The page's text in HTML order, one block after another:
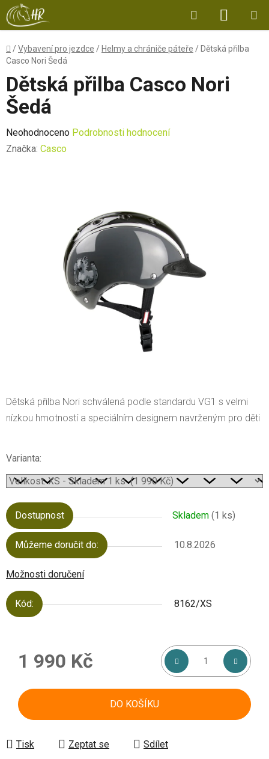
Přejít
na
obsah
Hledat
KOŠÍK
Domů
/Vybavení pro jezdce / Helmy a chrániče páteře / Dětská přilba
Casco Nori Šedá
Dětská přilba Nori schválená podle standardu VG1 s velmi
nízkou hmotností a speciálním designem navrženým pro děti
Varianta:
Dostupnost Skladem (1 ks)
Můžeme doručit do: 10.8.2026
Možnosti doručení
Kód: 8162/XS
1 990 Kč
DO KOŠÍKU
Tisk Zeptat se Sdílet
Dětská přilba Casco Nori
Šedá
Průměrné
hodnocení
Neohodnoceno Podrobnosti hodnocení
Značka: Casco